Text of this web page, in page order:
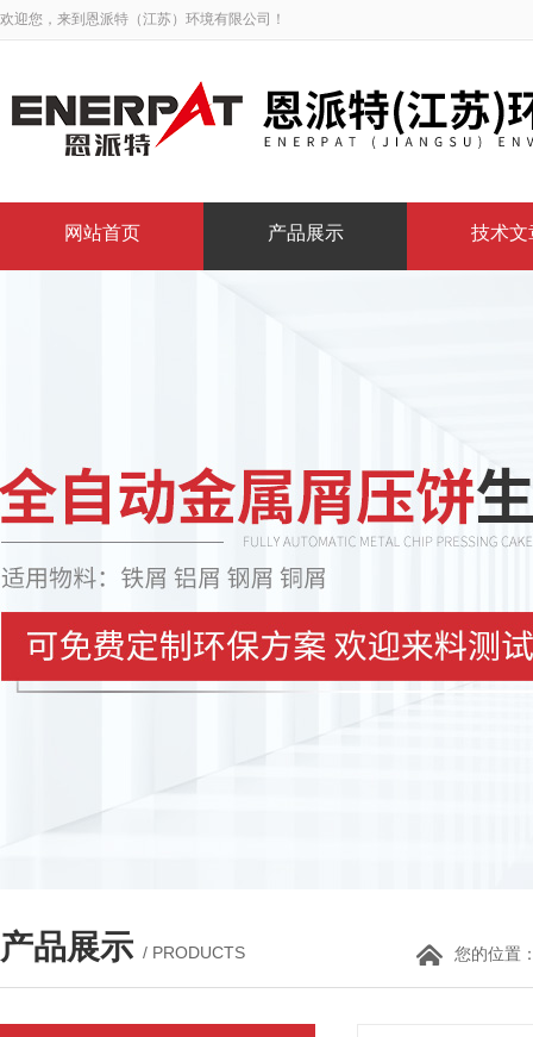
欢迎您，来到恩派特（江苏）环境有限公司！
网站首页 产品展示 技术文
产品展示 / PRODUCTS 您的位置